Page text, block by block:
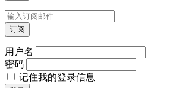
用户名
密码
记住我的登录信息